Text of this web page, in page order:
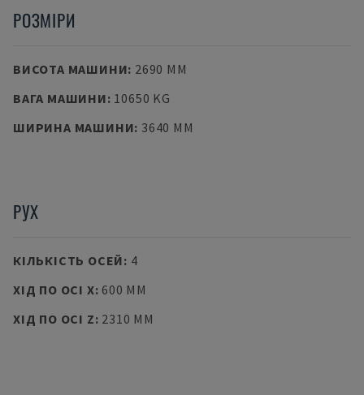
РОЗМІРИ
ВИСОТА МАШИНИ: 2690 MM
ВАГА МАШИНИ: 10650 KG
ШИРИНА МАШИНИ: 3640 MM
РУХ
КІЛЬКІСТЬ ОСЕЙ: 4
ХІД ПО ОСІ X: 600 MM
ХІД ПО ОСІ Z: 2310 MM